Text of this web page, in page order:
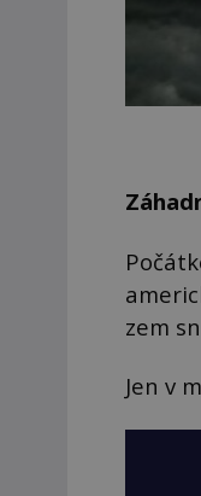
zem
Jen v